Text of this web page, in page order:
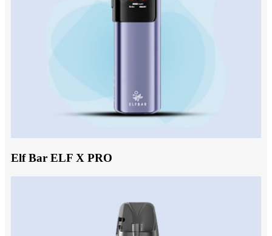
Elf Bar ELF X PRO